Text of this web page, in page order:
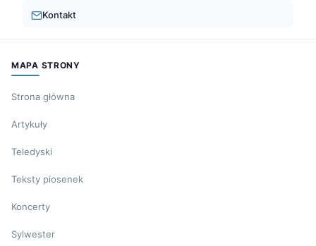
Kontakt
MAPA STRONY
Strona główna
Artykuły
Teledyski
Teksty piosenek
Koncerty
Sylwester